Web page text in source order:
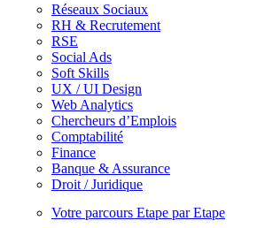
Réseaux Sociaux
RH & Recrutement
RSE
Social Ads
Soft Skills
UX / UI Design
Web Analytics
Chercheurs d’Emplois
Comptabilité
Finance
Banque & Assurance
Droit / Juridique
Votre parcours Etape par Etape